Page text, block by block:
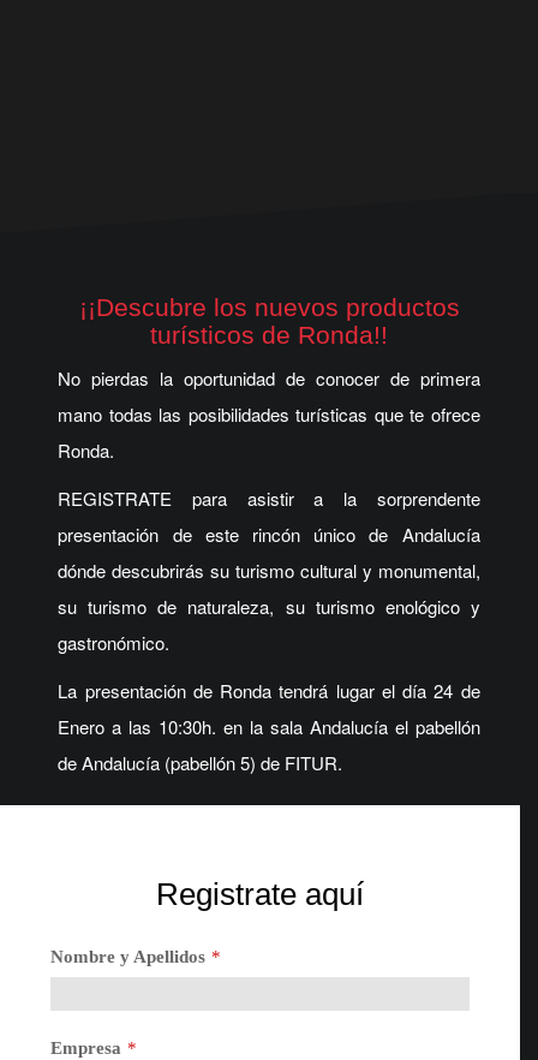
¡¡Descubre los nuevos productos
turísticos de Ronda!!
No pierdas la oportunidad de conocer de primera
mano todas las posibilidades turísticas que te ofrece
Ronda.
REGISTRATE para asistir a la sorprendente
presentación de este rincón único de Andalucía
dónde descubrirás su turismo cultural y monumental,
su turismo de naturaleza, su turismo enológico y
gastronómico.
La presentación de Ronda tendrá lugar el día 24 de
Enero a las 10:30h. en la sala Andalucía el pabellón
de Andalucía (pabellón 5) de FITUR.
Registrate aquí
Nombre y Apellidos *
Empresa *